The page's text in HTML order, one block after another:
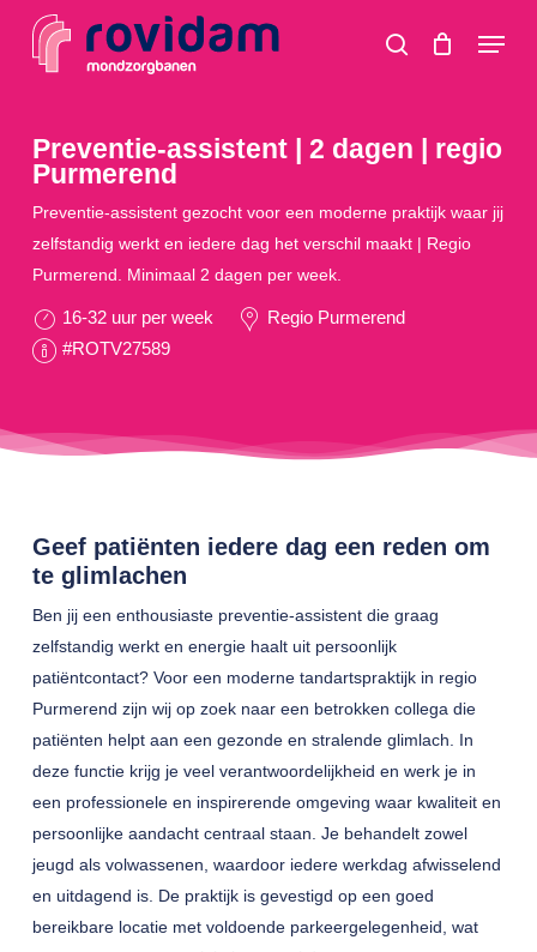
search
Menu
Preventie-assistent | 2 dagen | regio
Purmerend
Preventie-assistent gezocht voor een moderne praktijk waar jij
zelfstandig werkt en iedere dag het verschil maakt | Regio
Purmerend. Minimaal 2 dagen per week.
16-32 uur per week
Regio Purmerend
#ROTV27589
Geef patiënten iedere dag een reden om
te glimlachen
Ben jij een enthousiaste preventie-assistent die graag
zelfstandig werkt en energie haalt uit persoonlijk
patiëntcontact? Voor een moderne tandartspraktijk in regio
Purmerend zijn wij op zoek naar een betrokken collega die
patiënten helpt aan een gezonde en stralende glimlach. In
deze functie krijg je veel verantwoordelijkheid en werk je in
een professionele en inspirerende omgeving waar kwaliteit en
persoonlijke aandacht centraal staan. Je behandelt zowel
jeugd als volwassenen, waardoor iedere werkdag afwisselend
en uitdagend is. De praktijk is gevestigd op een goed
bereikbare locatie met voldoende parkeergelegenheid, wat